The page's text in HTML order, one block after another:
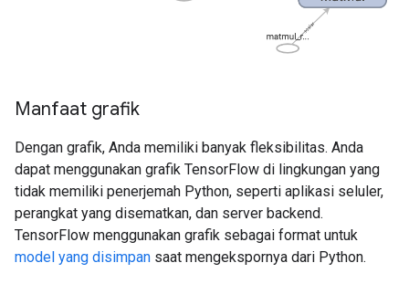
Manfaat grafik
Dengan grafik, Anda memiliki banyak fleksibilitas. Anda
dapat menggunakan grafik TensorFlow di lingkungan yang
tidak memiliki penerjemah Python, seperti aplikasi seluler,
perangkat yang disematkan, dan server backend.
TensorFlow menggunakan grafik sebagai format untuk
model yang disimpan saat mengekspornya dari Python.